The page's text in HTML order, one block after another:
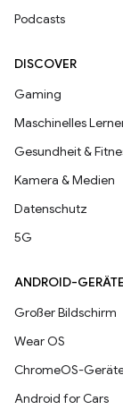
Podcasts
DISCOVER
Gaming
Maschinelles
Gesundheit &
Kamera & Medien
Datenschutz
5G
ANDROID-GERÄTE
Großer Bildschirm
Wear OS
ChromeOS-
Android for Cars